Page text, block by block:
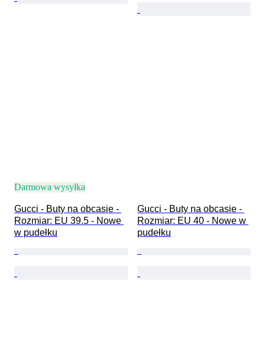
Darmowa wysyłka
Gucci - Buty na obcasie -
Rozmiar: EU 39.5 - Nowe
w pudełku
Gucci - Buty na obcasie -
Rozmiar: EU 40 - Nowe w
pudełku